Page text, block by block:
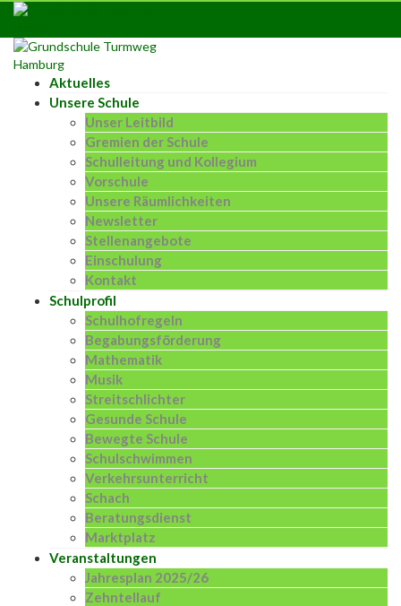
Skip
content
Aktuelles
Unsere Schule
Unser Leitbild
Gremien der Schule
Schulleitung und Kollegium
Vorschule
Unsere Räumlichkeiten
Newsletter
Stellenangebote
Einschulung
Kontakt
Schulprofil
Schulhofregeln
Begabungsförderung
Mathematik
Musik
Streitschlichter
Gesunde Schule
Bewegte Schule
Schulschwimmen
Verkehrsunterricht
Schach
Beratungsdienst
Marktplatz
Veranstaltungen
Jahresplan 2025/26
Zehntellauf